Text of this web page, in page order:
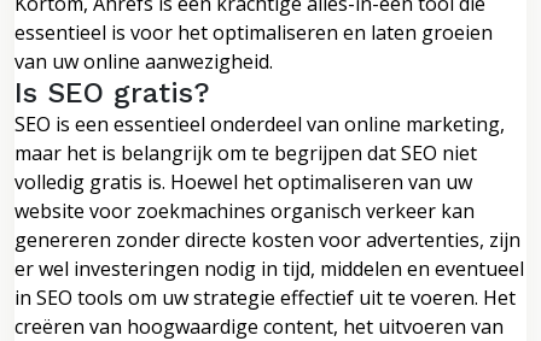
essentieel is voor het optimaliseren en laten groeien
van uw online aanwezigheid.
Is SEO gratis?
SEO is een essentieel onderdeel van online marketing,
maar het is belangrijk om te begrijpen dat SEO niet
volledig gratis is. Hoewel het optimaliseren van uw
website voor zoekmachines organisch verkeer kan
genereren zonder directe kosten voor advertenties, zijn
er wel investeringen nodig in tijd, middelen en eventueel
in SEO tools om uw strategie effectief uit te voeren. Het
creëren van hoogwaardige content, het uitvoeren van